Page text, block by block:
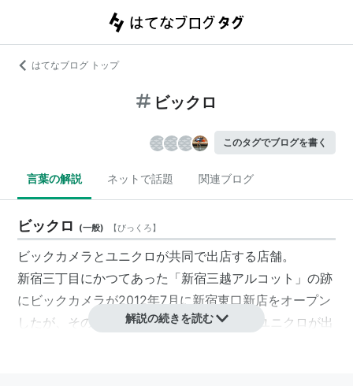
はてなブログ トップ
ビックロ
このタグでブログを書く
言葉の解説 ネットで話題 関連ブログ
ビックロ (一般) 【びっくろ】
ビックカメラとユニクロが共同で出店する店舗。
新宿三丁目にかつてあった「新宿三越アルコット」の跡
にビックカメラが2012年7月に新宿東口新店をオープン
したが、その時点で改装中だった1〜3階にユニクロが出
解説の続きを読む